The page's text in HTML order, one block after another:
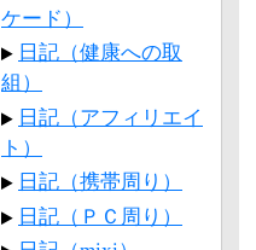
ケード）
日記（健康への取
組）
日記（アフィリエイ
ト）
日記（携帯周り）
日記（ＰＣ周り）